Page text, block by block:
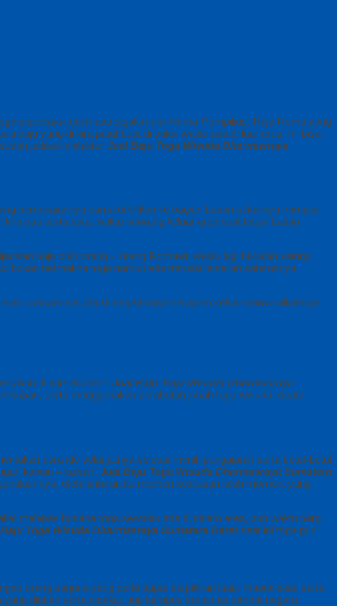
dipercayai udah ada sejak mulai Numa Pompilius, Raja Roma yang
baju yang di kira patut buat di pakai waktu ada di luar area. Ini bisa
jadikan diktaktor Jual Baju Toga Wisuda Dharmasraya
pemakaiannya cuma di lilitkan ke bagian badan sekalinya nampak
pas serta patut waktu seorang keluar area buat tutupi badan
baju oleh orang – orang Romawi, waktu lagi berjalan seiring
bukan bermakna toga namun ada transisi lantaran seterusnya
upacara wisuda Di negeri barat seragam kelulusannya dikatakan
di kursi kuliah ? Jual Baju Toga Wisuda Dharmasraya
serta menggunakan perabotan jubah toga wisuda, Acara
cara ide selanjutnya selesai meniti pengajaran serta betul-betul
kawan – kawan, Jual Baju Toga Wisuda Dharmasraya Sumatera
nya, oleh lantaran itu momen kelulusan ialah moment yang
melepas busana toga sewaktu ada di dalam area, pun waktu pergi
Toga Wisuda Dharmasraya Sumatera Baratsaat ini toga pun
orang sarjana yang perlu dapat berpikiran luas, masuk akal, serta
diubah serta dipakai, tiap kampus serta tiap tempat negara